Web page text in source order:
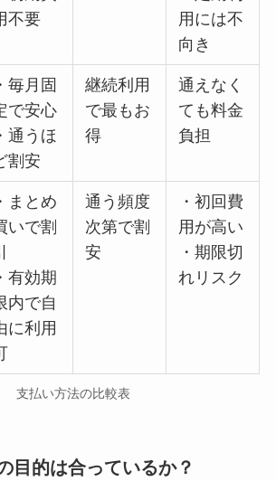
不要
用には不
向き
毎月固
で安心
通うほ
割安
継続利用
で最もお
得
通えなく
ても料金
負担
まとめ
いで割
有効期
内で自
に利用
通う頻度
次第で割
安
・初回費
用が高い
・期限切
れリスク
支払い方法の比較表
目的は合っているか？